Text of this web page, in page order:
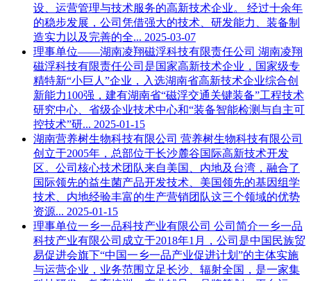
设、运营管理与技术服务的高新技术企业。 经过十余年
的稳步发展，公司凭借强大的技术、研发能力、装备制
造实力以及完善的全... 2025-03-07
理事单位——湖南凌翔磁浮科技有限责任公司 湖南凌翔
磁浮科技有限责任公司是国家高新技术企业，国家级专
精特新“小巨人”企业，入选湖南省高新技术企业综合创
新能力100强，建有湖南省“磁浮交通关键装备”工程技术
研究中心、省级企业技术中心和“装备智能检测与自主可
控技术”研... 2025-01-15
湖南营养树生物科技有限公司 营养树生物科技有限公司
创立于2005年，总部位于长沙麓谷国际高新技术开发
区。公司核心技术团队来自美国、内地及台湾，融合了
国际领先的益生菌产品开发技术、美国领先的基因组学
技术、内地经验丰富的生产营销团队这三个领域的优势
资源... 2025-01-15
理事单位一乡一品科技产业有限公司 公司简介一乡一品
科技产业有限公司成立于2018年1月，公司是中国民族贸
易促进会旗下“中国一乡一品产业促进计划”的主体实施
与运营企业，业务范围立足长沙、辐射全国，是一家集